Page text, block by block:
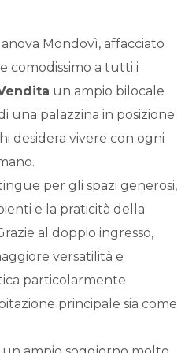
Mondovì, affacciato
comodissimo a tutti i
un ampio bilocale
una palazzina in posizione
desidera vivere con ogni
per gli spazi generosi,
e la praticità della
al doppio ingresso,
versatilità e
particolarmente
principale sia come